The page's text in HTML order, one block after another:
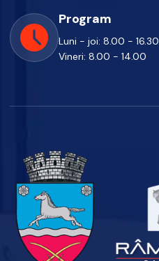
Program
Luni - joi: 8.00 - 16.30
Vineri: 8.00 - 14.00